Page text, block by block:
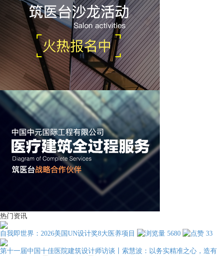
热门资讯
自我即世界：2026美国UN设计奖8大医养项目 5680 33
第十一届中国十佳医院建筑设计师访谈丨索慧波：以务实精准之心，造有